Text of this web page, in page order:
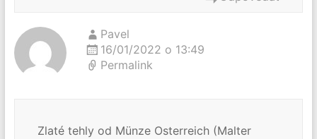
Pavel
16/01/2022 o 13:49
Permalink
Zlaté tehly od Münze Osterreich (Malter